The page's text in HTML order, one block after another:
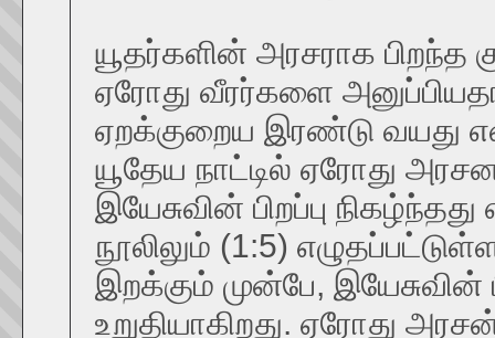
யூதர்களின் அரசராக
ஏரோது வீரர்களை
ஏறக்குறைய இரண்டு வயது
யூதேய நாட்டில் ஏரோது
இயேசுவின் பிறப்பு
நூலிலும் (1:5)
இறக்கும் முன்பே, இயேசுவின்
உறுதியாகிறது. ஏரோது